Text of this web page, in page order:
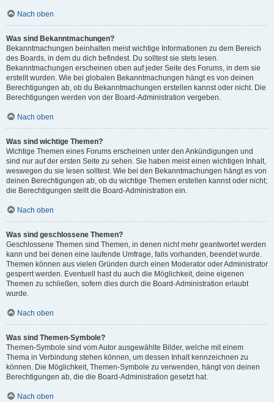
Nach oben
Was sind Bekanntmachungen?
Bekanntmachungen beinhalten meist wichtige Informationen zu dem Bereich
des Boards, in dem du dich befindest. Du solltest sie stets lesen.
Bekanntmachungen erscheinen oben auf jeder Seite des Forums, in dem sie
erstellt wurden. Wie bei globalen Bekanntmachungen hängt es von deinen
Berechtigungen ab, ob du Bekanntmachungen erstellen kannst oder nicht. Die
Berechtigungen werden von der Board-Administration vergeben.
Nach oben
Was sind wichtige Themen?
Wichtige Themen eines Forums erscheinen unter den Ankündigungen und
sind nur auf der ersten Seite zu sehen. Sie haben meist einen wichtigen Inhalt,
weswegen du sie lesen solltest. Wie bei den Bekanntmachungen hängt es von
deinen Berechtigungen ab, ob du wichtige Themen erstellen kannst oder nicht;
die Berechtigungen stellt die Board-Administration ein.
Nach oben
Was sind geschlossene Themen?
Geschlossene Themen sind Themen, in denen nicht mehr geantwortet werden
kann und bei denen eine laufende Umfrage, falls vorhanden, beendet wurde.
Themen können aus vielen Gründen durch einen Moderator oder Administrator
gesperrt werden. Eventuell hast du auch die Möglichkeit, deine eigenen
Themen zu schließen, sofern dies durch die Board-Administration erlaubt
wurde.
Nach oben
Was sind Themen-Symbole?
Themen-Symbole sind vom Autor ausgewählte Bilder, welche mit einem
Thema in Verbindung stehen können, um dessen Inhalt kennzeichnen zu
können. Die Möglichkeit, Themen-Symbole zu verwenden, hängt von deinen
Berechtigungen ab, die die Board-Administration gesetzt hat.
Nach oben